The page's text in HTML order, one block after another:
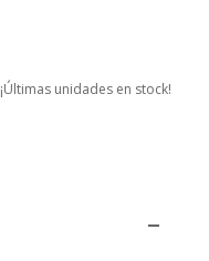
¡Últimas unidades en stock!